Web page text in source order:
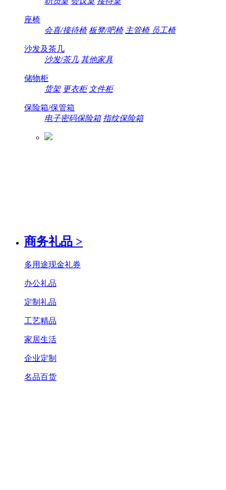
座椅
会喜/接待椅 板凳/吧椅 主管椅 员工椅
沙发及茶几
沙发/茶几 其他家具
储物柜
货架 更衣柜 文件柜
保险箱/保管箱
电子密码保险箱 指纹保险箱
商务礼品 >
多用途现金礼券
办公礼品
定制礼品
工艺精品
家居生活
企业定制
名品百货